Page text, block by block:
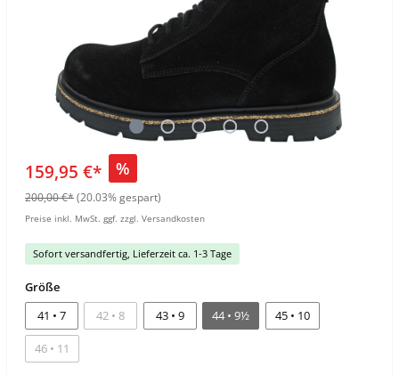
159,95 €* %
200,00 €*(20.03% gespart)
Preise inkl. MwSt. ggf. zzgl. Versandkosten
Sofort versandfertig, Lieferzeit ca. 1-3 Tage
Größe
41 • 7
42 • 8 43 • 9 44 • 9½ 45 • 10
46 • 11